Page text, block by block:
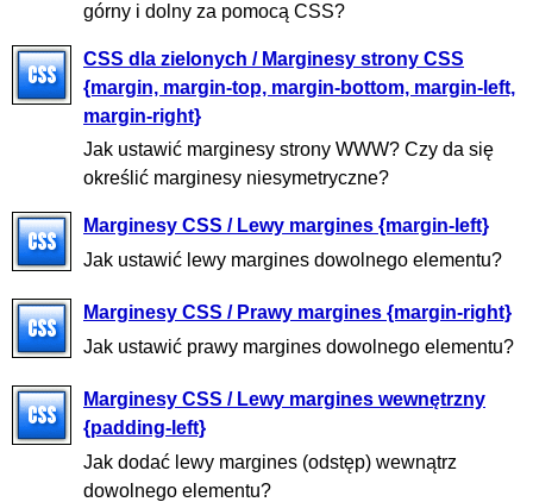
górny i dolny za pomocą CSS?
CSS dla zielonych / Marginesy strony CSS
{margin, margin-top, margin-bottom, margin-left,
margin-right}
Jak ustawić marginesy strony WWW? Czy da się
określić marginesy niesymetryczne?
Marginesy CSS / Lewy margines {margin-left}
Jak ustawić lewy margines dowolnego elementu?
Marginesy CSS / Prawy margines {margin-right}
Jak ustawić prawy margines dowolnego elementu?
Marginesy CSS / Lewy margines wewnętrzny
{padding-left}
Jak dodać lewy margines (odstęp) wewnątrz
dowolnego elementu?